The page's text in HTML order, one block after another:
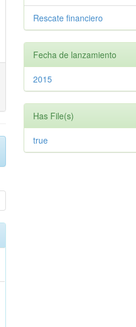
Rescate financiero
Fecha de lanzamiento
2015
Has File(s)
true